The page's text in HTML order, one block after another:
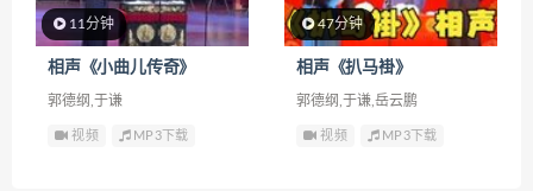
11分钟
相声《小曲儿传奇》
郭德纲,于谦
视频 MP3下载
47分钟
相声《扒马褂》
郭德纲,于谦,岳云鹏
视频 MP3下载